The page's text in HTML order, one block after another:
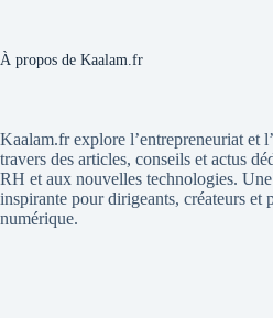
À propos de Kaalam.fr
Kaalam.fr explore l’entrepreneuriat et
travers des articles, conseils et actus
RH et aux nouvelles technologies.
inspirante pour dirigeants, créateurs et
numérique.